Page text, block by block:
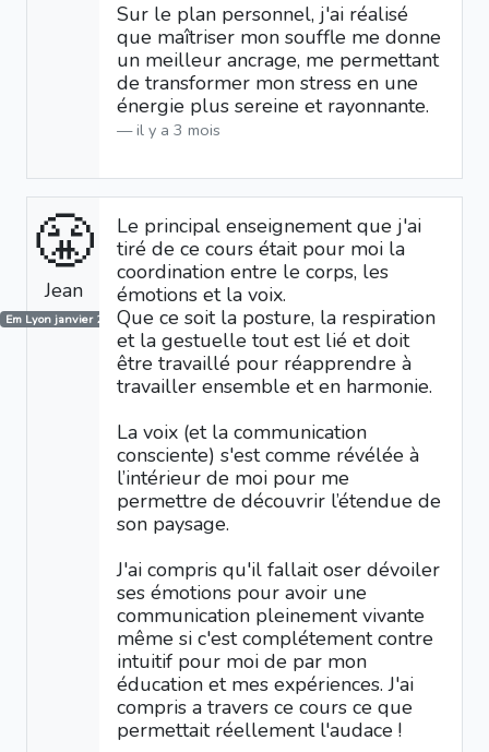
Sur le plan personnel, j'ai réalisé
que maîtriser mon souffle me donne
un meilleur ancrage, me permettant
de transformer mon stress en une
énergie plus sereine et rayonnante.
il y a 3 mois
😤
Jean
Em Lyon janvier 2026
Le principal enseignement que j'ai
tiré de ce cours était pour moi la
coordination entre le corps, les
émotions et la voix.
Que ce soit la posture, la respiration
et la gestuelle tout est lié et doit
être travaillé pour réapprendre à
travailler ensemble et en harmonie.
La voix (et la communication
consciente) s'est comme révélée à
l’intérieur de moi pour me
permettre de découvrir l’étendue de
son paysage.
J'ai compris qu'il fallait oser dévoiler
ses émotions pour avoir une
communication pleinement vivante
même si c'est complétement contre
intuitif pour moi de par mon
éducation et mes expériences. J'ai
compris a travers ce cours ce que
permettait réellement l'audace !